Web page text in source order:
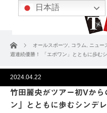
ホーム オールスポーツ コラム ニュー
週連続優勝！ 「エポワン」とともに歩む
2024.04.22
竹田麗央がツアー初Vか
ン」とともに歩むシンデ
日本語